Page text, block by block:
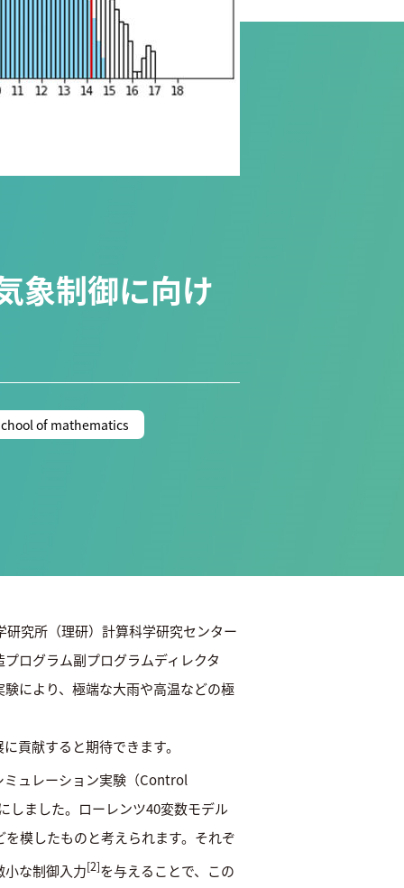
象制御に向け
of mathematics
究所（理研）計算科学研究センター
ログラム副プログラムディレクタ
により、極端な大雨や高温などの極
貢献すると期待できます。
ミュレーション実験（Control
しました。ローレンツ40変数モデル
模したものと考えられます。それぞ
な制御入力[2]を与えることで、この